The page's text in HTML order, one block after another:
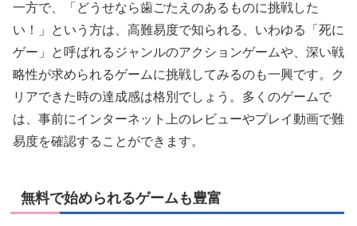
一方で、「どうせなら歯ごたえのあるものに挑戦した
い！」という方は、高難易度で知られる、いわゆる「死に
ゲー」と呼ばれるジャンルのアクションゲームや、深い戦
略性が求められるゲームに挑戦してみるのも一興です。ク
リアできた時の達成感は格別でしょう。多くのゲームで
は、事前にインターネット上のレビューやプレイ動画で難
易度を確認することができます。
無料で始められるゲームも豊富